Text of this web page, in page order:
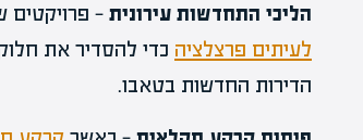
הליכי התחדשות עירונית — פרויקטים של
לעיתים פרצלציה כדי להסדיר את
הדירות החדשות בטאבו.